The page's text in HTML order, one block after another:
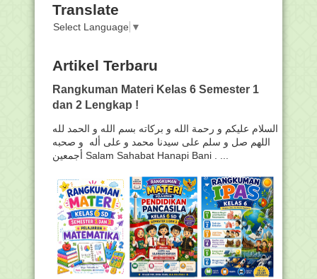
Translate
Select Language ▼
Artikel Terbaru
Rangkuman Materi Kelas 6 Semester 1
dan 2 Lengkap !
السلام عليكم و رحمة الله و بركاته بسم الله و الحمد لله
اللهم صل و سلم على سيدنا محمد و على أله و صحبه
أجمعين Salam Sahabat Hanapi Bani . ...